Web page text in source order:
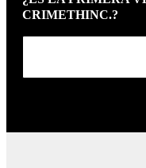
CRIMETHINC.?